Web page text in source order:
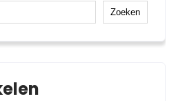
Zoeken